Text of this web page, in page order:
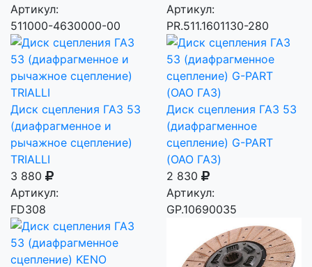
Артикул:
511000-4630000-00
Артикул:
PR.511.1601130-280
Диск сцепления ГАЗ 53
(диафрагменное и
рычажное сцепление)
TRIALLI
3 880
Артикул:
FD308
Диск сцепления ГАЗ 53
(диафрагменное
сцепление) G-PART
(ОАО ГАЗ)
2 830
Артикул:
GP.10690035